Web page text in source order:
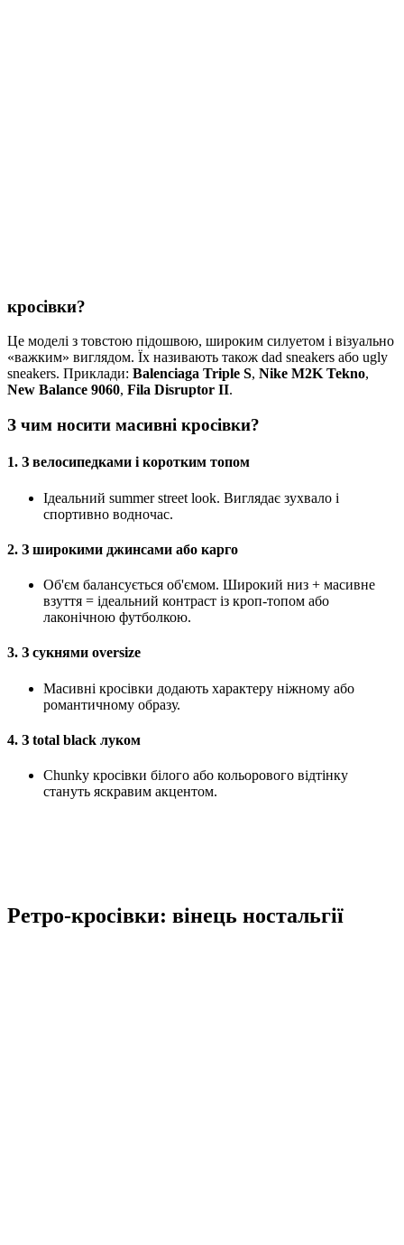
кросівки?
Це моделі з товстою підошвою, широким силуетом і візуально
«важким» виглядом. Їх називають також dad sneakers або ugly
sneakers. Приклади: Balenciaga Triple S, Nike M2K Tekno,
New Balance 9060, Fila Disruptor II.
З чим носити масивні кросівки?
1. З велосипедками і коротким топом
Ідеальний summer street look. Виглядає зухвало і
спортивно водночас.
2. З широкими джинсами або карго
Об'єм балансується об'ємом. Широкий низ + масивне
взуття = ідеальний контраст із кроп-топом або
лаконічною футболкою.
3. З сукнями oversize
Масивні кросівки додають характеру ніжному або
романтичному образу.
4. З total black луком
Chunky кросівки білого або кольорового відтінку
стануть яскравим акцентом.
Ретро-кросівки: вінець ностальгії